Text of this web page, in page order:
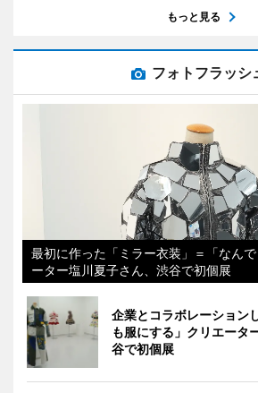
もっと見る
フォトフラッシ
最初に作った「ミラー衣装」＝「なん
ーター塩川夏子さん、渋谷で初個展
企業とコラボレーション
も服にする」クリエータ
谷で初個展